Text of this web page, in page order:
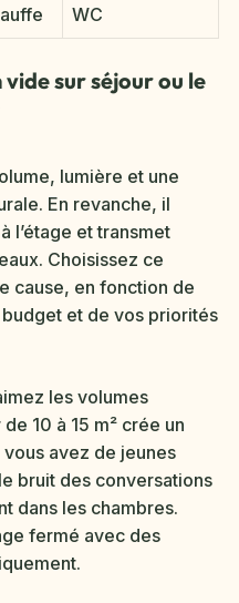
WC
sur séjour ou le
lumière et une
En revanche, il
l’étage et transmet
Choisissez ce
cause, en fonction de
et de vos priorités
les volumes
10 à 15 m² crée un
avez de jeunes
bruit des conversations
dans les chambres.
fermé avec des